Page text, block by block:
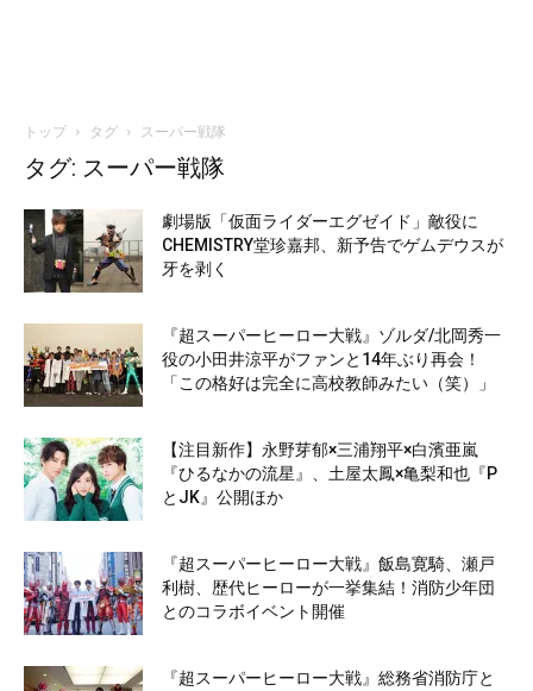
トップ タグ スーパー戦隊
タグ: スーパー戦隊
劇場版「仮面ライダーエグゼイド」敵役に
CHEMISTRY堂珍嘉邦、新予告でゲムデウスが
牙を剥く
『超スーパーヒーロー大戦』ゾルダ/北岡秀一
役の小田井涼平がファンと14年ぶり再会！
「この格好は完全に高校教師みたい（笑）」
【注目新作】永野芽郁×三浦翔平×白濱亜嵐
『ひるなかの流星』、土屋太鳳×亀梨和也『P
とJK』公開ほか
『超スーパーヒーロー大戦』飯島寛騎、瀬戸
利樹、歴代ヒーローが一挙集結！消防少年団
とのコラボイベント開催
『超スーパーヒーロー大戦』総務省消防庁と